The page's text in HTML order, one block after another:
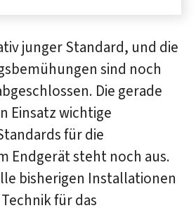
junger Standard, und die
sind noch
Die gerade
Einsatz wichtige
für die
Endgerät steht noch aus.
bisherigen Installationen
für das